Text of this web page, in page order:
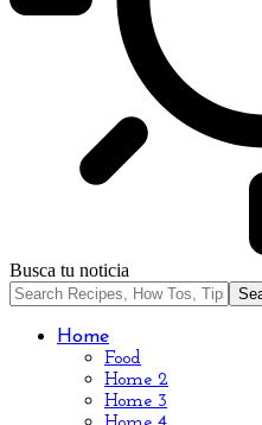
Busca tu noticia
Home
Food
Home 2
Home 3